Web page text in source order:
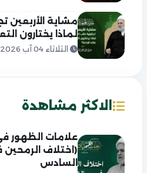
مشاية الأربعين
لماذا يختارون
الثلاثاء 04 آب 2026
الاكثر مشاهدة
علامات الظهور
(اختلاف
السادس